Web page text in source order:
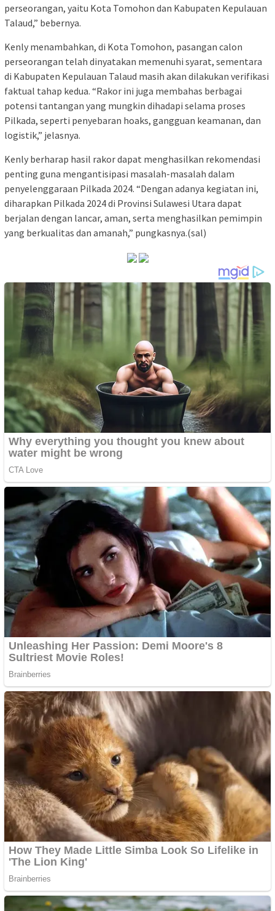
perseorangan, yaitu Kota Tomohon dan Kabupaten Kepulauan
Talaud,” bebernya.
Kenly menambahkan, di Kota Tomohon, pasangan calon
perseorangan telah dinyatakan memenuhi syarat, sementara
di Kabupaten Kepulauan Talaud masih akan dilakukan verifikasi
faktual tahap kedua. “Rakor ini juga membahas berbagai
potensi tantangan yang mungkin dihadapi selama proses
Pilkada, seperti penyebaran hoaks, gangguan keamanan, dan
logistik,” jelasnya.
Kenly berharap hasil rakor dapat menghasilkan rekomendasi
penting guna mengantisipasi masalah-masalah dalam
penyelenggaraan Pilkada 2024. “Dengan adanya kegiatan ini,
diharapkan Pilkada 2024 di Provinsi Sulawesi Utara dapat
berjalan dengan lancar, aman, serta menghasilkan pemimpin
yang berkualitas dan amanah,” pungkasnya.(sal)